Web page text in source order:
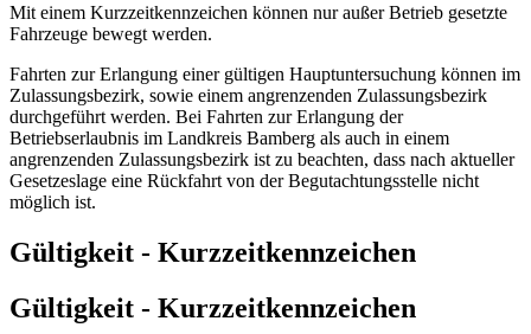
Mit einem Kurzzeitkennzeichen können nur außer Betrieb gesetzte
Fahrzeuge bewegt werden.
Fahrten zur Erlangung einer gültigen Hauptuntersuchung können im
Zulassungsbezirk, sowie einem angrenzenden Zulassungsbezirk
durchgeführt werden. Bei Fahrten zur Erlangung der
Betriebserlaubnis im Landkreis Bamberg als auch in einem
angrenzenden Zulassungsbezirk ist zu beachten, dass nach aktueller
Gesetzeslage eine Rückfahrt von der Begutachtungsstelle nicht
möglich ist.
Gültigkeit - Kurzzeitkennzeichen
Gültigkeit - Kurzzeitkennzeichen